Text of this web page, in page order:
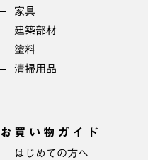
家具
建築部材
塗料
清掃用品
お買い物ガイド
はじめての方へ